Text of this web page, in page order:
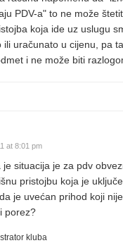
PDV-a" to ne može
koja ide uz uslugu
ili uračunato u cijenu, pa
i ne može biti
at 8:01 pm
je situacija je za pdv
pristojbu koja je
je uvećan prihod koji
porez?
kluba